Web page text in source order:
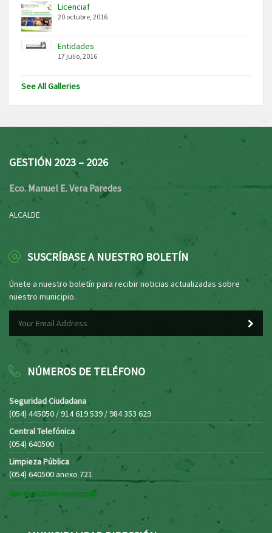
Licenciaf
20 octubre, 2016
Entidades
17 julio, 2016
See All Galleries
GESTIÓN 2023 – 2026
Eco. Manuel E. Vera Paredes
ALCALDE
SUSCRÍBASE A NUESTRO BOLETÍN
Únete a nuestro boletín para recibir noticias actualizadas sobre
nuestro municipio.
NÚMEROS DE TELÉFONO
Seguridad Ciudadana
(054) 445050 / 914 619 539 / 984 353 629
Central Telefónica
(054) 640500
Limpieza Pública
(054) 640500 anexo 721
Ver directorio municipal